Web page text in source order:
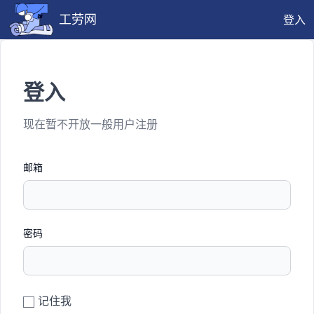
工劳网 登入
登入
现在暂不开放一般用户注册
邮箱
密码
记住我